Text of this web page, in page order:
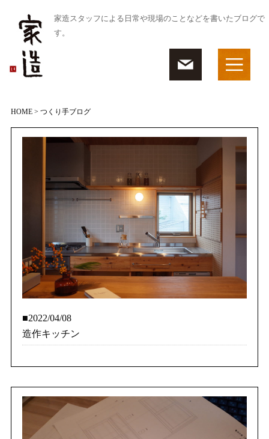
家造スタッフによる日常や現場のことなどを書いたブログで
す。
HOME> つくり手ブログ
■2022/04/08
造作キッチン